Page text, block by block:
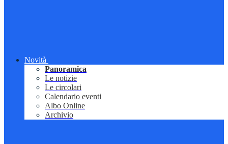
Novità
Panoramica
Le notizie
Le circolari
Calendario eventi
Albo Online
Archivio